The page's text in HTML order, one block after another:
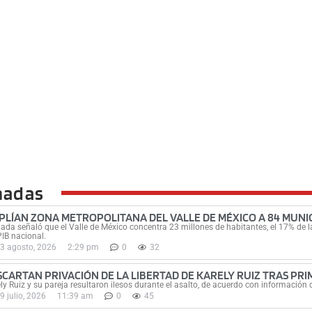
ZONA METROPOLITANA DEL VALLE DE MÉXICO A 84
señaló que el Valle de México concentra 23 millones de habitantes, el 17% de
nacional.
agosto, 2026
2:29 pm 0 32
PRIVACIÓN DE LA LIBERTAD DE KARELY RUIZ TRAS
Ruiz y su pareja resultaron ilesos durante el asalto, de acuerdo con
julio, 2026
11:39 am 0 45